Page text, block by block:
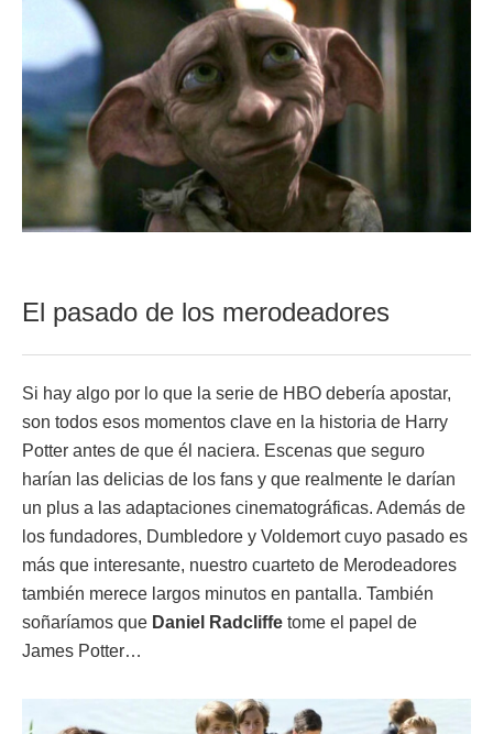
El pasado de los merodeadores
Si hay algo por lo que la serie de HBO debería apostar,
son todos esos momentos clave en la historia de Harry
Potter antes de que él naciera. Escenas que seguro
harían las delicias de los fans y que realmente le darían
un plus a las adaptaciones cinematográficas. Además de
los fundadores, Dumbledore y Voldemort cuyo pasado es
más que interesante, nuestro cuarteto de Merodeadores
también merece largos minutos en pantalla. También
soñaríamos que Daniel Radcliffe tome el papel de
James Potter…